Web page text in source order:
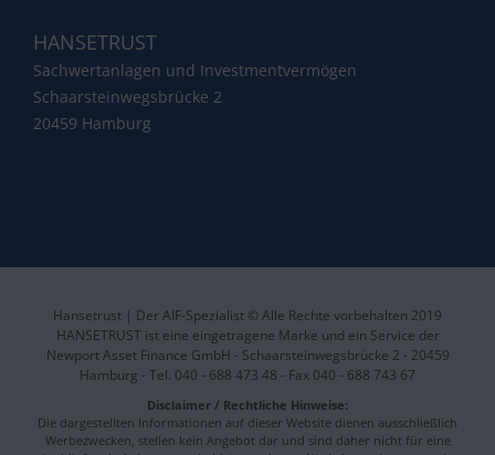
HANSETRUST
Sachwertanlagen und Investmentvermögen
Schaarsteinwegsbrücke 2
20459 Hamburg
Hansetrust | Der AIF-Spezialist © Alle Rechte vorbehalten 2019
HANSETRUST ist eine eingetragene Marke und ein Service der
Newport Asset Finance GmbH - Schaarsteinwegsbrücke 2 - 20459
Hamburg - Tel. 040 - 688 473 48 - Fax 040 - 688 743 67
Disclaimer / Rechtliche Hinweise:
Die dargestellten Informationen auf dieser Website dienen ausschließlich
Werbezwecken, stellen kein Angebot dar und sind daher nicht für eine